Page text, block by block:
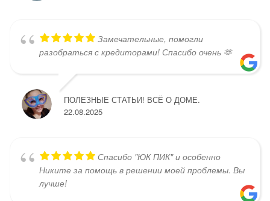
Замечательные, помогли
разобраться с кредиторами! Спасибо очень 🫶
ПОЛЕЗНЫЕ СТАТЬИ! ВСЁ О ДОМЕ.
22.08.2025
Спасибо "ЮК ПИК" и особенно
Никите за помощь в решении моей проблемы. Вы
лучше!